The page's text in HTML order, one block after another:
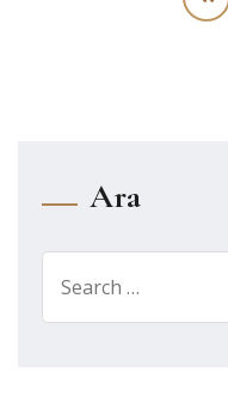
Ara
for: